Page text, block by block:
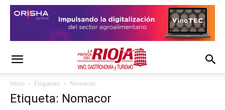
Inicio Etiquetas Nomacor
Etiqueta: Nomacor